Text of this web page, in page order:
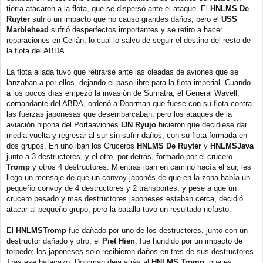
tierra atacaron a la flota, que se dispersó ante el ataque. El HNLMS De
Ruyter sufrió un impacto que no causó grandes daños, pero el USS
Marblehead sufrió desperfectos importantes y se retiro a hacer
reparaciones en Ceilán, lo cual lo salvo de seguir el destino del resto de
la flota del ABDA.
La flota aliada tuvo que retirarse ante las oleadas de aviones que se
lanzaban a por ellos, dejando el paso libre para la flota imperial. Cuando
a los pocos días empezó la invasión de Sumatra, el General Wavell,
comandante del ABDA, ordenó a Doorman que fuese con su flota contra
las fuerzas japonesas que desembarcaban, pero los ataques de la
aviación nipona del Portaaviones IJN Ryujo hicieron que decidiese dar
media vuelta y regresar al sur sin sufrir daños, con su flota formada en
dos grupos. En uno iban los Cruceros HNLMS De Ruyter y HNLMSJava
junto a 3 destructores, y el otro, por detrás, formado por el crucero
Tromp y otros 4 destructores. Mientras iban en camino hacía el sur, les
llego un mensaje de que un convoy japonés de que en la zona había un
pequeño convoy de 4 destructores y 2 transportes, y pese a que un
crucero pesado y mas destructores japoneses estaban cerca, decidió
atacar al pequeño grupo, pero la batalla tuvo un resultado nefasto.
El HNLMSTromp fue dañado por uno de los destructores, junto con un
destructor dañado y otro, el Piet Hien , fue hundido por un impacto de
torpedo; los japoneses solo recibieron daños en tres de sus destructores.